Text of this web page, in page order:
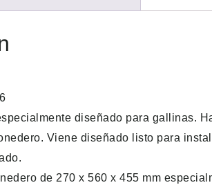
diseñado para gallinas.
Viene diseñado listo para
de 270 x 560 x 455 mm